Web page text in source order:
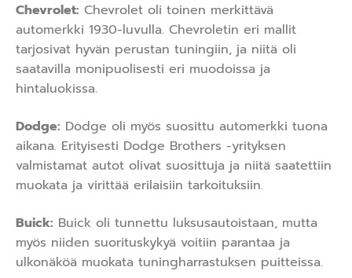
Chevrolet: Chevrolet oli toinen merkittävä
automerkki 1930-luvulla. Chevroletin eri mallit
tarjosivat hyvän perustan tuningiin, ja niitä oli
saatavilla monipuolisesti eri muodoissa ja
hintaluokissa.
Dodge: Dodge oli myös suosittu automerkki tuona
aikana. Erityisesti Dodge Brothers -yrityksen
valmistamat autot olivat suosittuja ja niitä saatettiin
muokata ja virittää erilaisiin tarkoituksiin.
Buick: Buick oli tunnettu luksusautoistaan, mutta
myös niiden suorituskykyä voitiin parantaa ja
ulkonäköä muokata tuningharrastuksen puitteissa.